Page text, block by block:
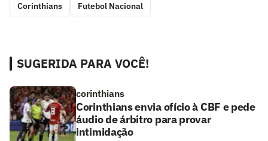
Corinthians Futebol Nacional
SUGERIDA PARA VOCÊ!
corinthians
Corinthians envia ofício à CBF e pede
áudio de árbitro para provar
intimidação